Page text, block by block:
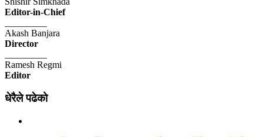
Editor-in-Chief
Akash Banjara
Director
Ramesh Regmi
Editor
धेरैले पढेको